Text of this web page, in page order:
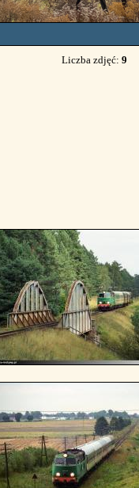
Liczba zdjęć: 9